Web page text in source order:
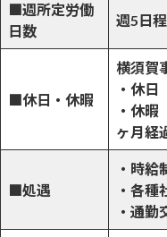
■週所定労働
日数
週5日
■休日・休暇
横須賀
・休
・休
ヶ月経
■処遇
・時給
・各種
・通勤